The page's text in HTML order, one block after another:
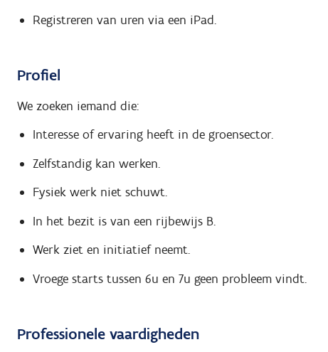
Registreren van uren via een iPad.
Profiel
We zoeken iemand die:
Interesse of ervaring heeft in de groensector.
Zelfstandig kan werken.
Fysiek werk niet schuwt.
In het bezit is van een rijbewijs B.
Werk ziet en initiatief neemt.
Vroege starts tussen 6u en 7u geen probleem vindt.
Professionele vaardigheden